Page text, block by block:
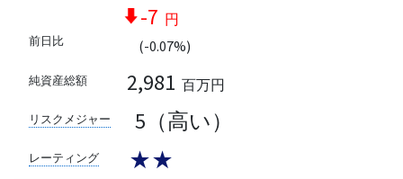
前日比
-7 円
(-0.07%)
純資産総額 2,981 百万円
リスクメジャー 5（高い）
レーティング ★★